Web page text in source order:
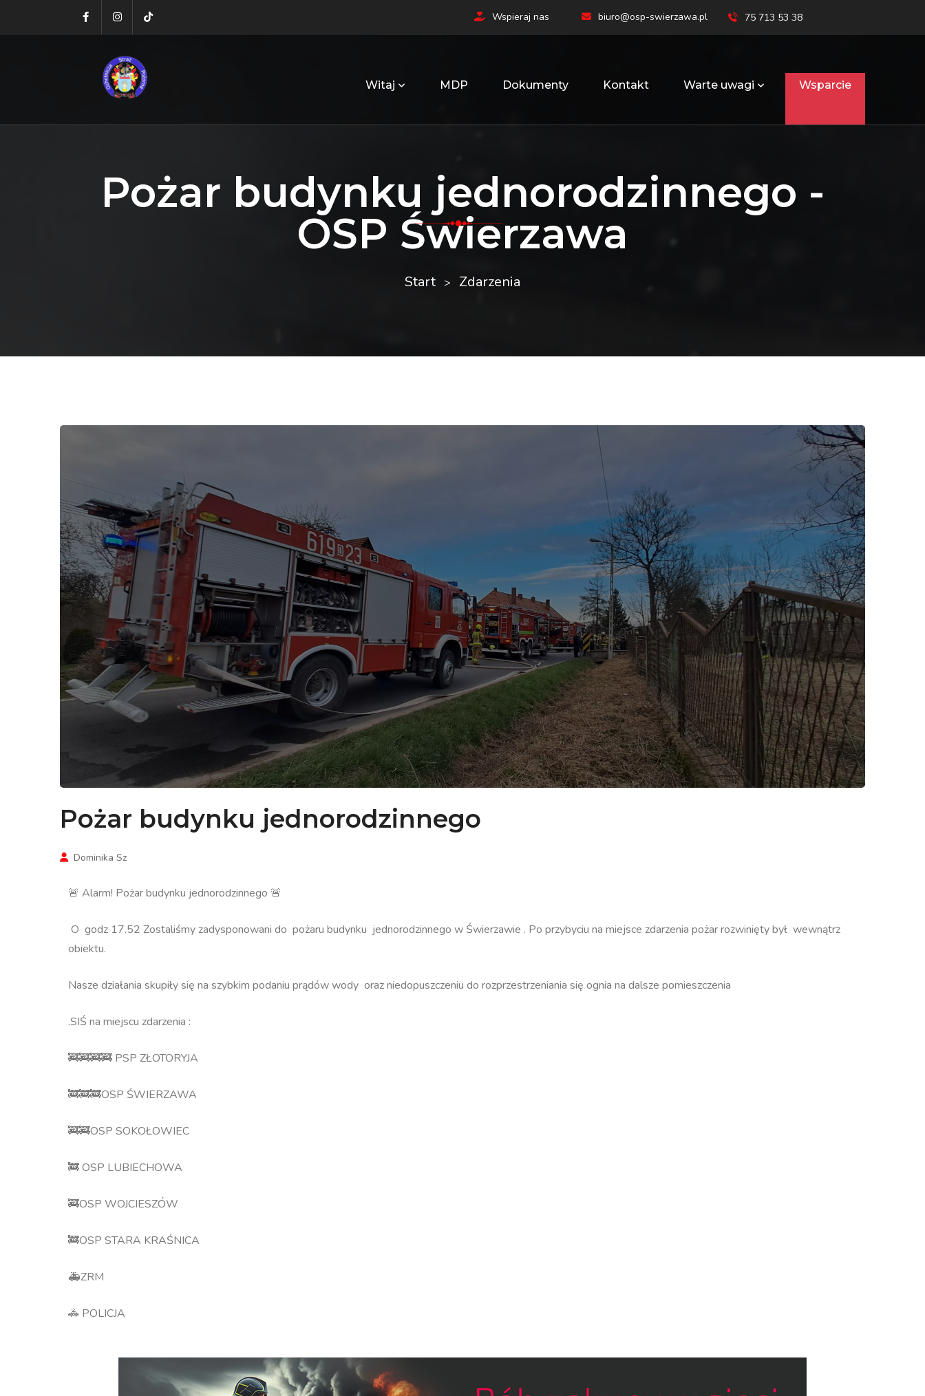
Wspieraj nas biuro@osp-swierzawa.pl 75 713 53 38
Witaj MDP Dokumenty Kontakt Warte uwagi Wsparcie
Pożar budynku jednorodzinnego -
OSP Świerzawa
Start Zdarzenia
Pożar budynku jednorodzinnego
Dominika Sz
🚨 Alarm! Pożar budynku jednorodzinnego 🚨
O godz 17.52 Zostaliśmy zadysponowani do pożaru budynku jednorodzinnego w Świerzawie . Po przybyciu na miejsce zdarzenia pożar rozwinięty był wewnątrz
obiektu.
Nasze działania skupiły się na szybkim podaniu prądów wody oraz niedopuszczeniu do rozprzestrzeniania się ognia na dalsze pomieszczenia
.SIŚ na miejscu zdarzenia :
🚒🚒🚒🚒 PSP ZŁOTORYJA
🚒🚒🚒OSP ŚWIERZAWA
🚒🚒OSP SOKOŁOWIEC
🚒 OSP LUBIECHOWA
🚒OSP WOJCIESZÓW
🚒OSP STARA KRAŚNICA
🚑ZRM
🚓 POLICJA